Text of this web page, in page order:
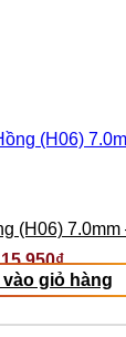
(H06)
15.950₫
vào giỏ hàng